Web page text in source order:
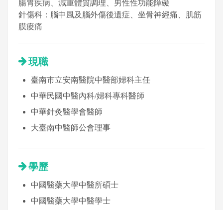
腸胃疾病、減重體質調理、男性性功能障礙
針傷科：腦中風及腦外傷後遺症、坐骨神經痛、肌筋
膜痠痛
現職
臺南市立安南醫院中醫部婦科主任
中華民國中醫內科/婦科專科醫師
中華針灸醫學會醫師
大臺南中醫師公會理事
學歷
中國醫藥大學中醫所碩士
中國醫藥大學中醫學士